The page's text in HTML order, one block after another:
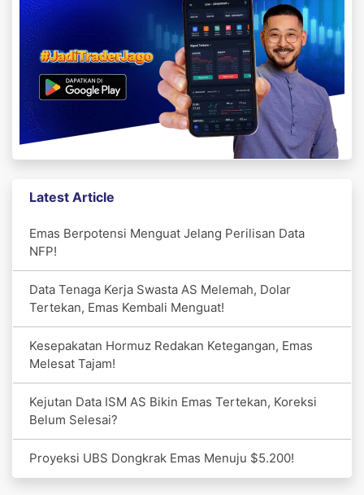
Latest Article
Emas Berpotensi Menguat Jelang Perilisan Data
NFP!
Data Tenaga Kerja Swasta AS Melemah, Dolar
Tertekan, Emas Kembali Menguat!
Kesepakatan Hormuz Redakan Ketegangan, Emas
Melesat Tajam!
Kejutan Data ISM AS Bikin Emas Tertekan, Koreksi
Belum Selesai?
Proyeksi UBS Dongkrak Emas Menuju $5.200!